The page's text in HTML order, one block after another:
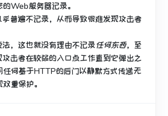
Web服务器记录。
乎普遍不记录，从而导致很难发现攻击者
，这也就没有理由不记录任何东西，至
击者在较弱的入口点工作直到它弹出之
任何基于HTTP的后门以静默方式传递无
重保护。